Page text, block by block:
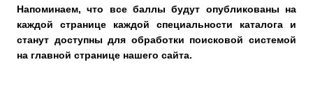
Напоминаем, что все баллы будут опубликованы на
каждой странице каждой специальности каталога и
станут доступны для обработки поисковой системой
на главной странице нашего сайта.